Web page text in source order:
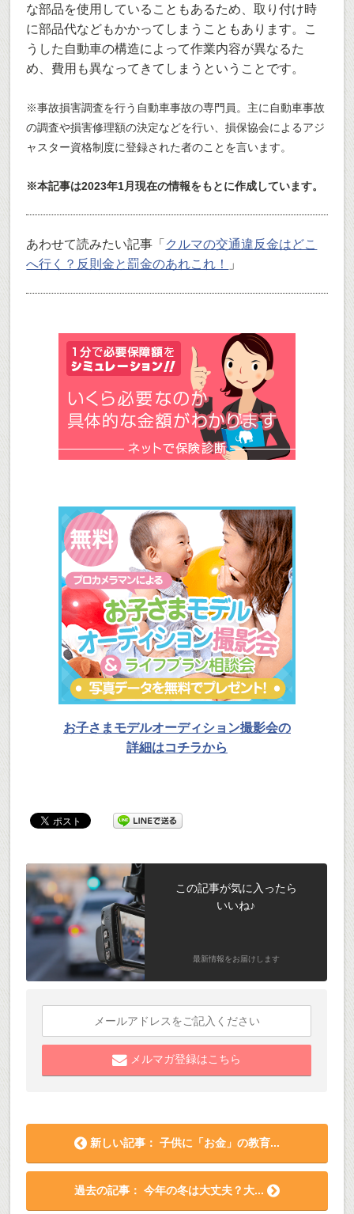
な部品を使用していることもあるため、取り付け時
に部品代などもかかってしまうこともあります。こ
うした自動車の構造によって作業内容が異なるた
め、費用も異なってきてしまうということです。
※事故損害調査を行う自動車事故の専門員。主に自動車事故
の調査や損害修理額の決定などを行い、損保協会によるアジ
ャスター資格制度に登録された者のことを言います。
※本記事は2023年1月現在の情報をもとに作成しています。
あわせて読みたい記事「 クルマの交通違反金はどこ
へ行く？反則金と罰金のあれこれ！
」
お子さまモデルオーディション撮影会の
詳細はコチラから
この記事が気に入ったら
いいね♪
最新情報をお届けします
メルマガ登録はこちら
新しい記事： 子供に「お金」の教育...
過去の記事： 今年の冬は大丈夫？大...